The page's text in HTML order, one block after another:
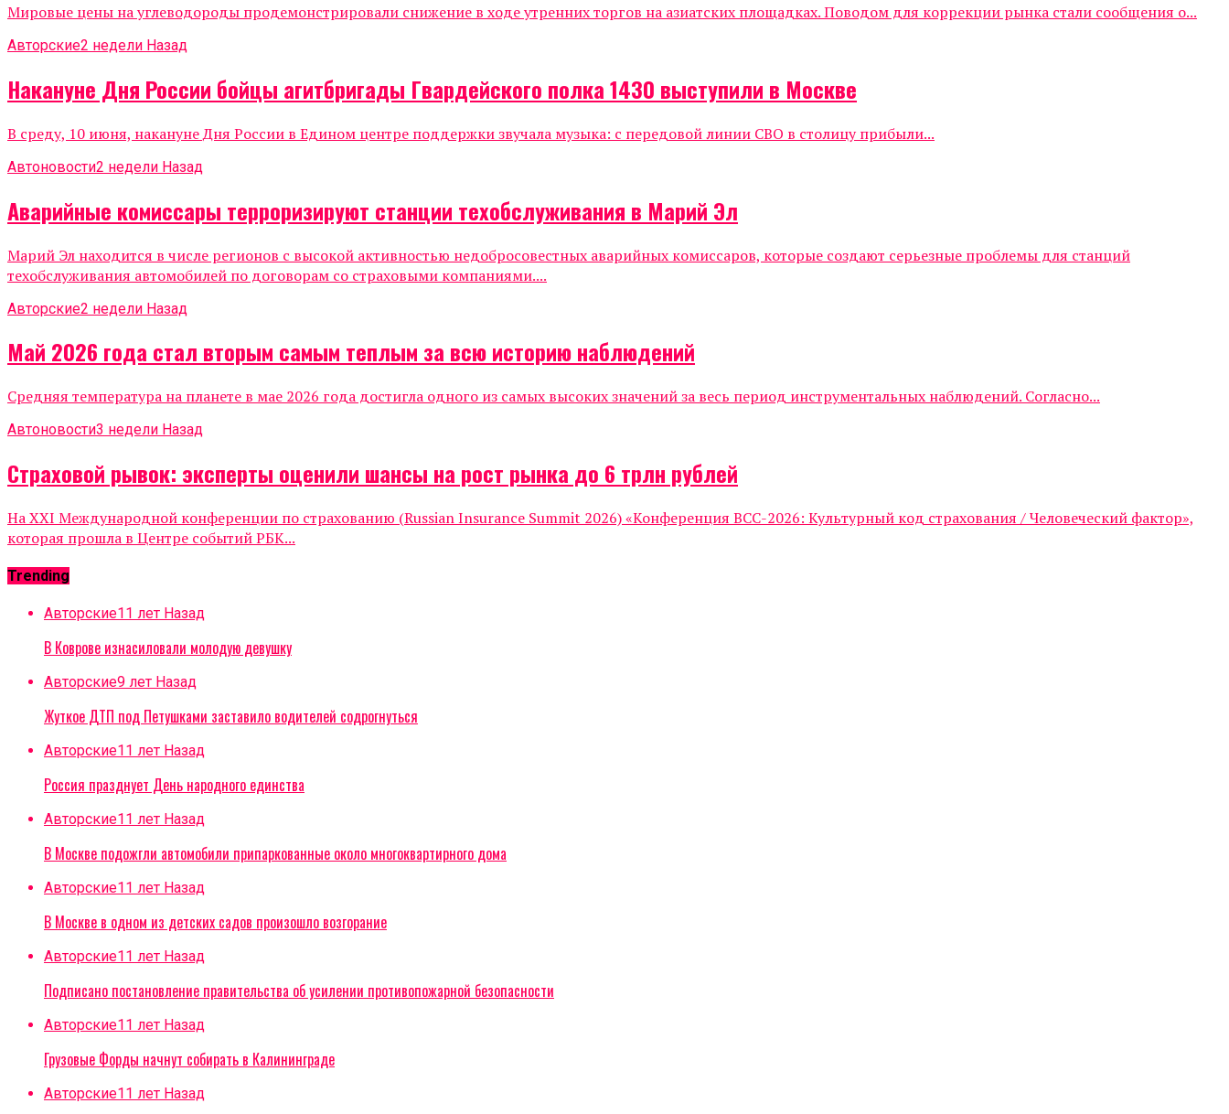
Мировые цены на углеводороды продемонстрировали снижение в ходе утренних торгов на азиатских площадках. Поводом для коррекции рынка стали сообщения о...
Авторские2 недели Назад
Накануне Дня России бойцы агитбригады Гвардейского полка 1430 выступили в Москве
В среду, 10 июня, накануне Дня России в Едином центре поддержки звучала музыка: с передовой линии СВО в столицу прибыли...
Автоновости2 недели Назад
Аварийные комиссары терроризируют станции техобслуживания в Марий Эл
Марий Эл находится в числе регионов с высокой активностью недобросовестных аварийных комиссаров, которые создают серьезные проблемы для станций
техобслуживания автомобилей по договорам со страховыми компаниями....
Авторские2 недели Назад
Май 2026 года стал вторым самым теплым за всю историю наблюдений
Средняя температура на планете в мае 2026 года достигла одного из самых высоких значений за весь период инструментальных наблюдений. Согласно...
Автоновости3 недели Назад
Страховой рывок: эксперты оценили шансы на рост рынка до 6 трлн рублей
На XXI Международной конференции по страхованию (Russian Insurance Summit 2026) «Конференция ВСС-2026: Культурный код страхования / Человеческий фактор»,
которая прошла в Центре событий РБК...
Trending
Авторские11 лет Назад
В Коврове изнасиловали молодую девушку
Авторские9 лет Назад
Жуткое ДТП под Петушками заставило водителей содрогнуться
Авторские11 лет Назад
Россия празднует День народного единства
Авторские11 лет Назад
В Москве подожгли автомобили припаркованные около многоквартирного дома
Авторские11 лет Назад
В Москве в одном из детских садов произошло возгорание
Авторские11 лет Назад
Подписано постановление правительства об усилении противопожарной безопасности
Авторские11 лет Назад
Грузовые Форды начнут собирать в Калининграде
Авторские11 лет Назад